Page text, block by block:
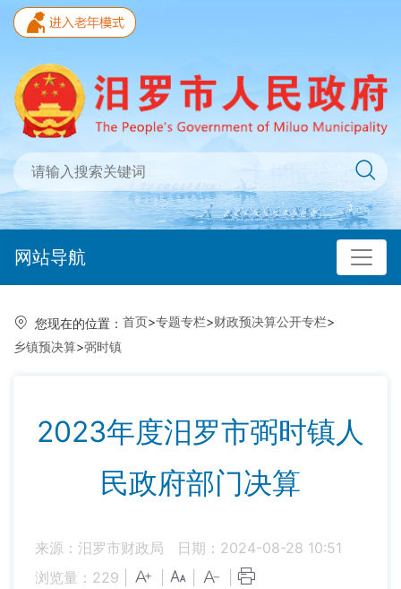
网站导航
您现在的位置： 首页>专题专栏>财政预决算公开专栏>
乡镇预决算>弼时镇
2023年度汨罗市弼时镇人
民政府部门决算
来源：汨罗市财政局
日期：2024-08-28 10:51
浏览量： 229